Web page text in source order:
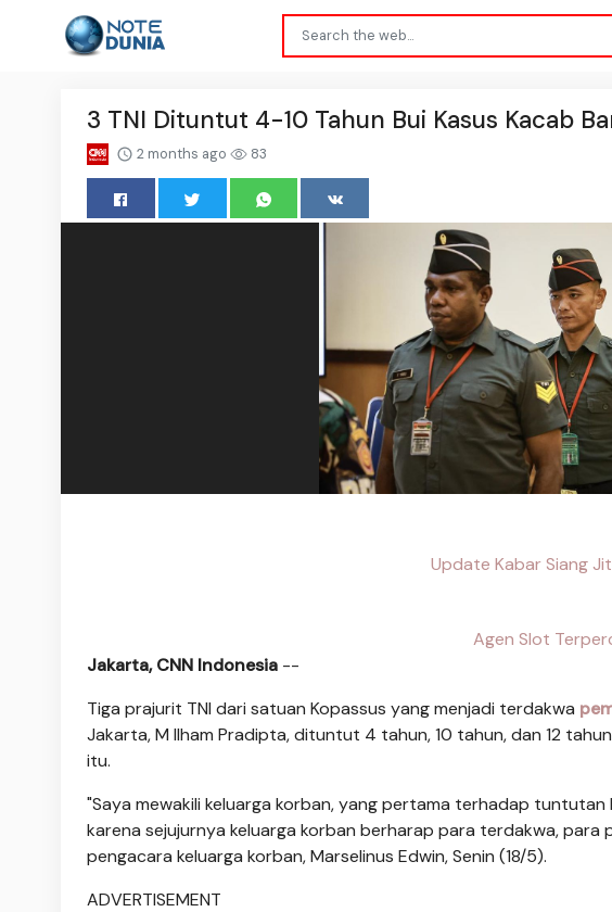
3 TNI Dituntut 4-10 Tahun Bui Kasus Kacab
2 months ago 83
Update Kabar Siang
Agen Slot
Jakarta, CNN Indonesia --
Tiga prajurit TNI dari satuan Kopassus yang menjadi terdakwa
Jakarta, M Ilham Pradipta, dituntut 4 tahun, 10 tahun, dan 12
itu.
"Saya mewakili keluarga korban, yang pertama terhadap
karena sejujurnya keluarga korban berharap para terdakwa, para
pengacara keluarga korban, Marselinus Edwin, Senin (18/5).
ADVERTISEMENT